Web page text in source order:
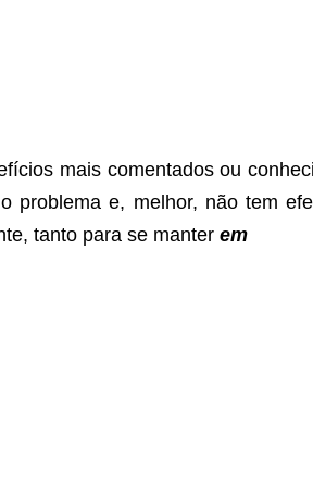
mais comentados ou
problema e, melhor, não tem
tanto para se manter em